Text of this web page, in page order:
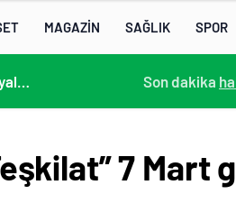
MAGAZİN SAĞLIK SPOR
KÜLTÜRLERİN NOTALARLA BULUŞTUĞU YER: MİMOZA’M KAFE’DE DOSTLUK RÜZGARI! 22:07 /
Son dakika
7 Mart